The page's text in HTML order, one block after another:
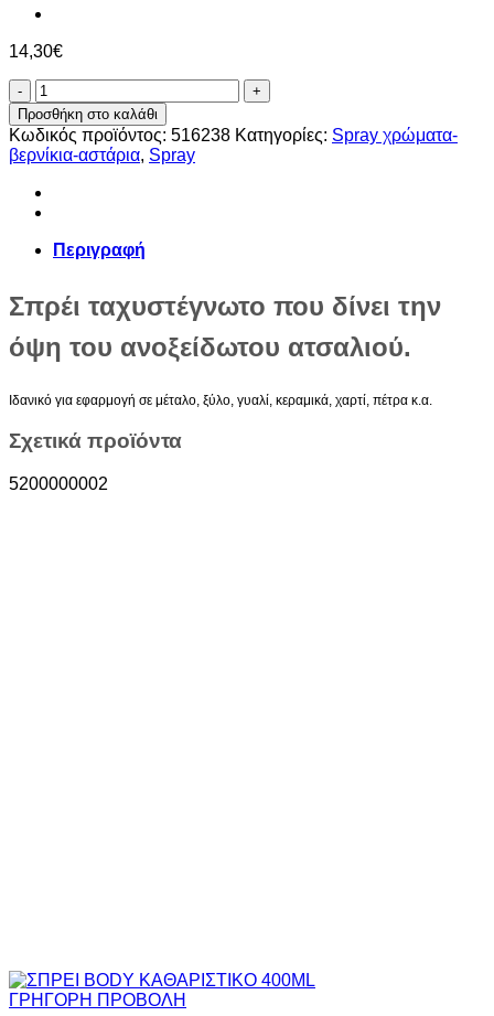
14,30€
ΣΠΡΕΙ
ΑΝΟΞΕΙΔΩΤΟ
ΑΤΣΑΛΙ
dublicolour
400ML
ποσότητα
Προσθήκη στο καλάθι
Κωδικός προϊόντος: 516238 Κατηγορίες: Spray χρώματα-
βερνίκια-αστάρια, Spray
Περιγραφή
Σπρέι ταχυστέγνωτο που δίνει την
όψη του ανοξείδωτου ατσαλιού.
Ιδανικό για εφαρμογή σε μέταλο, ξύλο, γυαλί, κεραμικά, χαρτί, πέτρα κ.α.
Σχετικά προϊόντα
5200000002
ΓΡΗΓΟΡΗ ΠΡΟΒΟΛΗ